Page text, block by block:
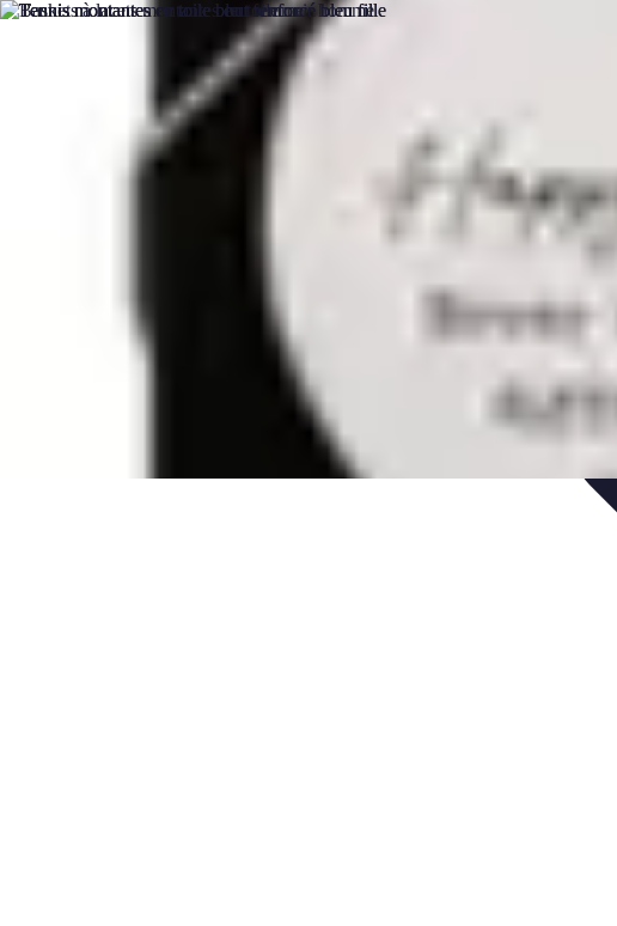
Calculez Votre Rachat
Calcul de Rachat Calcul et Estimation
Calculez Votre Rachat